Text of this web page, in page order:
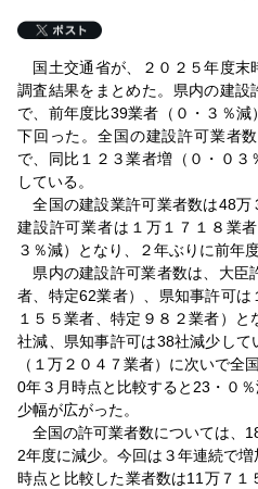
国土交通省が、２０２５年度末
調査結果をまとめた。県内の建
で、前年度比39業者（０・３％
下回った。全国の建設許可業者
で、同比１２３業者増（０・０
している。
全国の建設業許可業者数は48万
建設許可業者は１万１７１８業
３％減）となり、２年ぶりに前年
県内の建設許可業者数は、大臣
者、特定62業者）、県知事許可は
１５５業者、特定９８２業者）
社減、県知事許可は38社減少し
（１万２０４７業者）に次いで全
0年３月時点と比較すると23・０
少幅が広がった。
全国の許可業者数については、
2年度に減少。今回は３年連続で
時点と比較した業者数は11万７１